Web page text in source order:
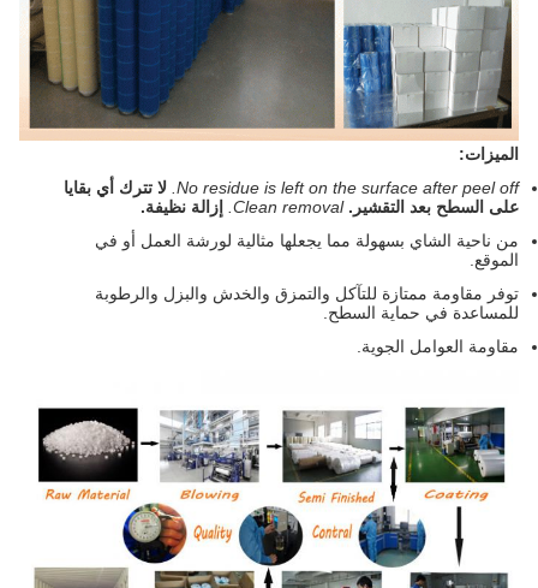
الميزات:
No residue is left on the surface after peel off. لا تترك أي بقايا
على السطح بعد التقشير. Clean removal. إزالة نظيفة.
من ناحية الشاي بسهولة مما يجعلها مثالية لورشة العمل أو في
الموقع.
توفر مقاومة ممتازة للتآكل والتمزق والخدش والبزل والرطوبة
للمساعدة في حماية السطح.
مقاومة العوامل الجوية.